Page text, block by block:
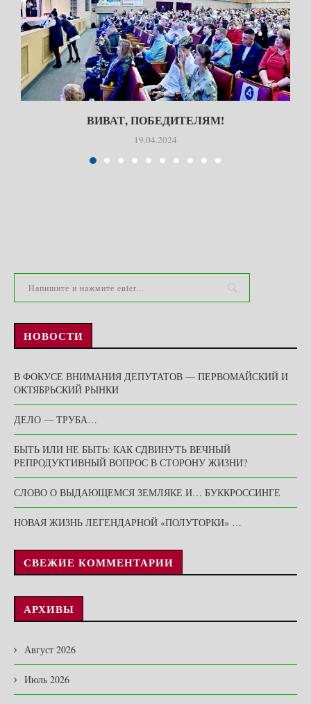
ВИВАТ, ПОБЕДИТЕЛЯМ!
19.04.2024
НОВОСТИ
В ФОКУСЕ ВНИМАНИЯ ДЕПУТАТОВ — ПЕРВОМАЙСКИЙ И
ОКТЯБРЬСКИЙ РЫНКИ
ДЕЛО — ТРУБА…
БЫТЬ ИЛИ НЕ БЫТЬ: КАК СДВИНУТЬ ВЕЧНЫЙ
РЕПРОДУКТИВНЫЙ ВОПРОС В СТОРОНУ ЖИЗНИ?
СЛОВО О ВЫДАЮЩЕМСЯ ЗЕМЛЯКЕ И… БУККРОССИНГЕ
НОВАЯ ЖИЗНЬ ЛЕГЕНДАРНОЙ «ПОЛУТОРКИ» …
СВЕЖИЕ КОММЕНТАРИИ
АРХИВЫ
Август 2026
Июль 2026